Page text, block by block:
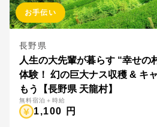
お手伝い
長野県
人生の大先輩が暮らす “幸せの
体験！ 幻の巨大ナス収穫 & キ
もう【長野県 天龍村】
無料宿泊＋時給
1,100 円